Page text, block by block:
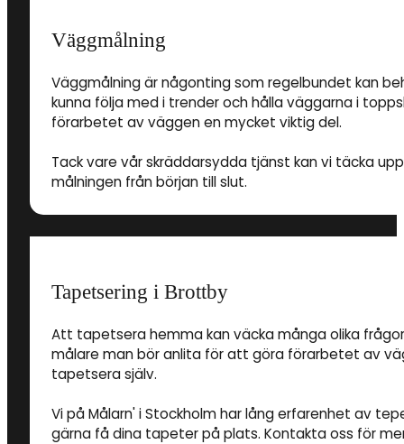
Väggmålning
Väggmålning är någonting som regelbundet kan
kunna följa med i trender och hålla väggarna i
förarbetet av väggen en mycket viktig del.
Tack vare vår skräddarsydda tjänst kan vi täcka
målningen från början till slut.
Tapetsering i Brottby
Att tapetsera hemma kan väcka många olika
målare man bör anlita för att göra förarbetet av
tapetsera själv.
Vi på Målarn' i Stockholm har lång erfarenhet av
gärna få dina tapeter på plats. Kontakta oss för